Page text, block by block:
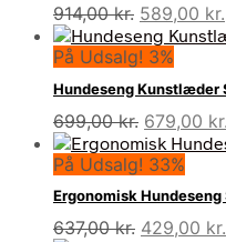
914,00kr. Den
pris
var:
914,00 kr..
589,00 kr.
På Udsalg! 3%
Hundeseng Kunstlæder
699,00kr. Den
pris
var:
699,00
679,00 kr.
På Udsalg! 33%
Ergonomisk
637,00kr. Den
429,00 kr.